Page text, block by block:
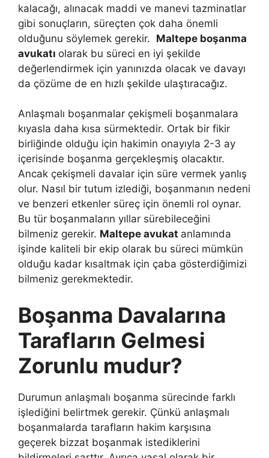
kalacağı, alınacak maddi ve manevi tazminatlar
gibi sonuçların, süreçten çok daha önemli
olduğunu söylemek gerekir. Maltepe boşanma
avukatı olarak bu süreci en iyi şekilde
değerlendirmek için yanınızda olacak ve davayı
da çözüme de en hızlı şekilde ulaştıracağız.
Anlaşmalı boşanmalar çekişmeli boşanmalara
kıyasla daha kısa sürmektedir. Ortak bir fikir
birliğinde olduğu için hakimin onayıyla 2-3 ay
içerisinde boşanma gerçekleşmiş olacaktır.
Ancak çekişmeli davalar için süre vermek yanlış
olur. Nasıl bir tutum izlediği, boşanmanın nedeni
ve benzeri etkenler süreç için önemli rol oynar.
Bu tür boşanmaların yıllar sürebileceğini
bilmeniz gerekir. Maltepe avukat anlamında
işinde kaliteli bir ekip olarak bu süreci mümkün
olduğu kadar kısaltmak için çaba gösterdiğimizi
bilmeniz gerekmektedir.
Boşanma Davalarına
Tarafların Gelmesi
Zorunlu mudur?
Durumun anlaşmalı boşanma sürecinde farklı
işlediğini belirtmek gerekir. Çünkü anlaşmalı
boşanmalarda tarafların hakim karşısına
geçerek bizzat boşanmak istediklerini